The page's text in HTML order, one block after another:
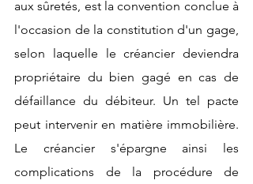
aux sûretés, est la convention conclue à
l'occasion de la constitution d'un gage,
selon laquelle le créancier deviendra
propriétaire du bien gagé en cas de
défaillance du débiteur. Un tel pacte
peut intervenir en matière immobilière.
Le créancier s'épargne ainsi les
complications de la procédure de